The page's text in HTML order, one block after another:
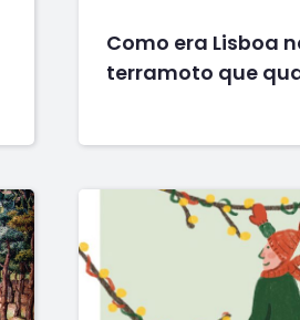
Como era Lisboa
terramoto que